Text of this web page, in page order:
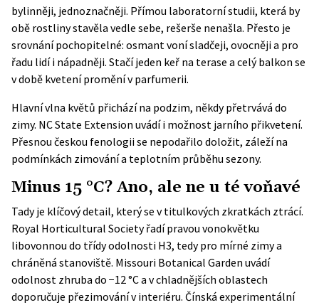
bylinněji, jednoznačněji. Přímou laboratorní studii, která by
obě rostliny stavěla vedle sebe, rešerše nenašla. Přesto je
srovnání pochopitelné: osmant voní sladčeji, ovocněji a pro
řadu lidí i nápadněji. Stačí jeden keř na terase a celý balkon se
v době kvetení promění v parfumerii.
Hlavní vlna květů přichází na podzim, někdy přetrvává do
zimy. NC State Extension uvádí i možnost jarního přikvetení.
Přesnou českou fenologii se nepodařilo doložit, záleží na
podmínkách zimování a teplotním průběhu sezony.
Minus 15 °C? Ano, ale ne u té voňavé
Tady je klíčový detail, který se v titulkových zkratkách ztrácí.
Royal Horticultural Societyřadí pravou vonokvětku
libovonnou do třídy odolnosti H3, tedy pro mírné zimy a
chráněná stanoviště. Missouri Botanical Garden uvádí
odolnost zhruba do −12 °C a v chladnějších oblastech
doporučuje přezimování v interiéru. Čínská experimentální